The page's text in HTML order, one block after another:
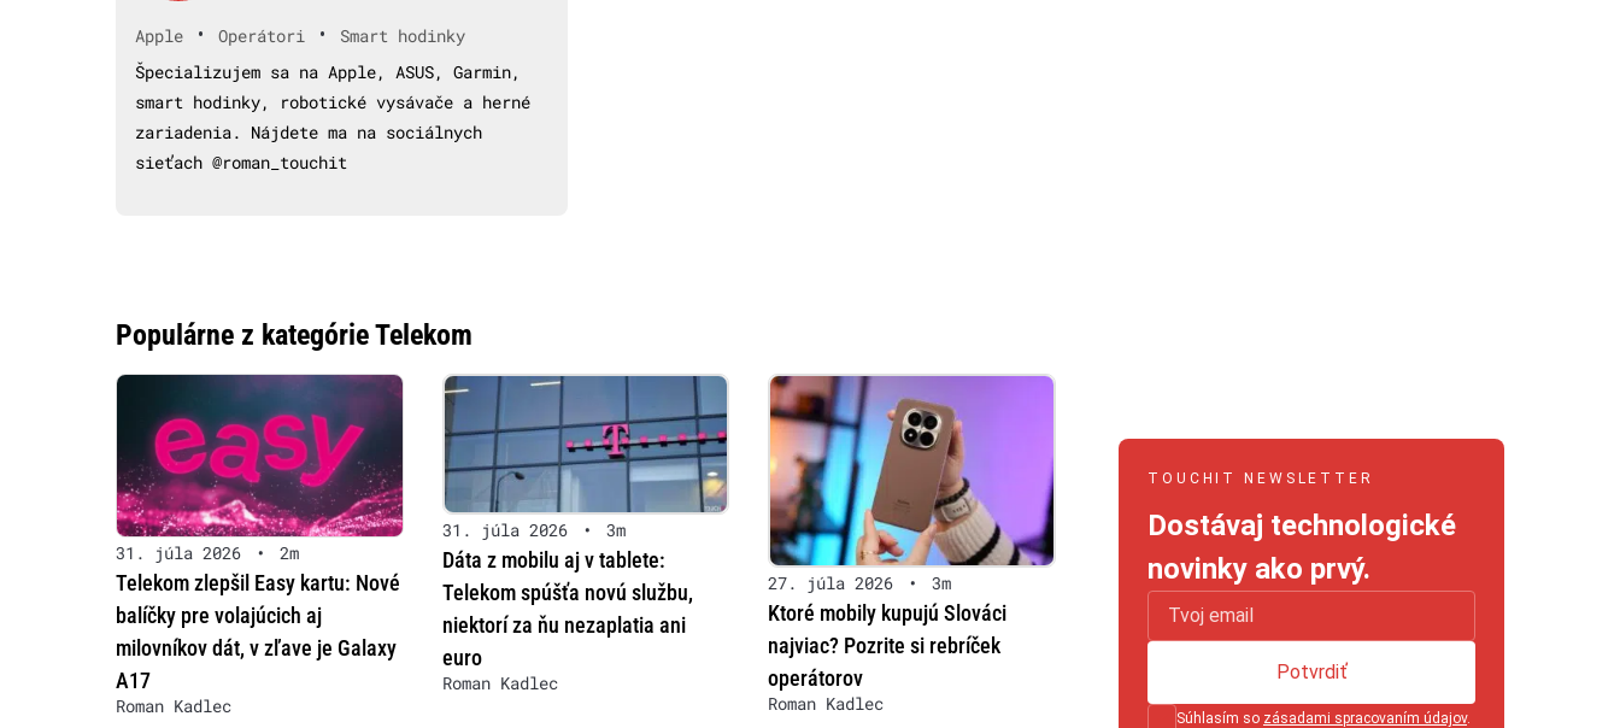
Apple • Operátori •
Smart hodinky
Špecializujem sa na Apple, ASUS, Garmin,
smart hodinky, robotické vysávače a herné
zariadenia. Nájdete ma na sociálnych
sieťach @roman_touchit
Populárne z kategórie Telekom
31. júla 2026 • 2m
Telekom zlepšil Easy kartu: Nové
balíčky pre volajúcich aj
milovníkov dát, v zľave je Galaxy
A17
Roman Kadlec
31. júla 2026 • 3m
Dáta z mobilu aj v tablete:
Telekom spúšťa novú službu,
niektorí za ňu nezaplatia ani
euro
Roman Kadlec
27. júla 2026 • 3m
Ktoré mobily kupujú Slováci
najviac? Pozrite si rebríček
operátorov
Roman Kadlec
TOUCHIT NEWSLETTER
Dostávaj technologické
novinky ako prvý.
Súhlasím so zásadami spracovaním údajov.
Potvrdiť